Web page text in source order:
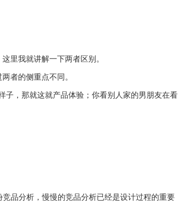
里我就讲解一下两者区别。
者的侧重点不同。
子，那就这就产品体验；你看别人家的男朋友在看
品分析，慢慢的竞品分析已经是设计过程的重要